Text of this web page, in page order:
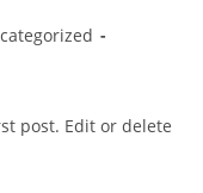
post. Edit or delete